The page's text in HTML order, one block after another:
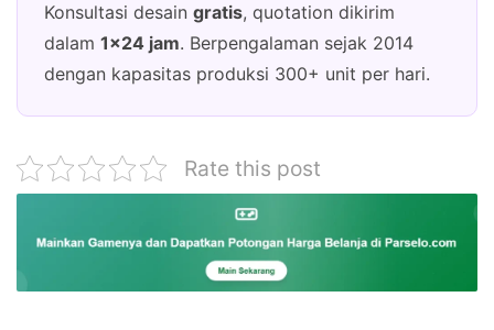
Konsultasi desain gratis, quotation dikirim
dalam 1×24 jam. Berpengalaman sejak 2014
dengan kapasitas produksi 300+ unit per hari.
Rate this post